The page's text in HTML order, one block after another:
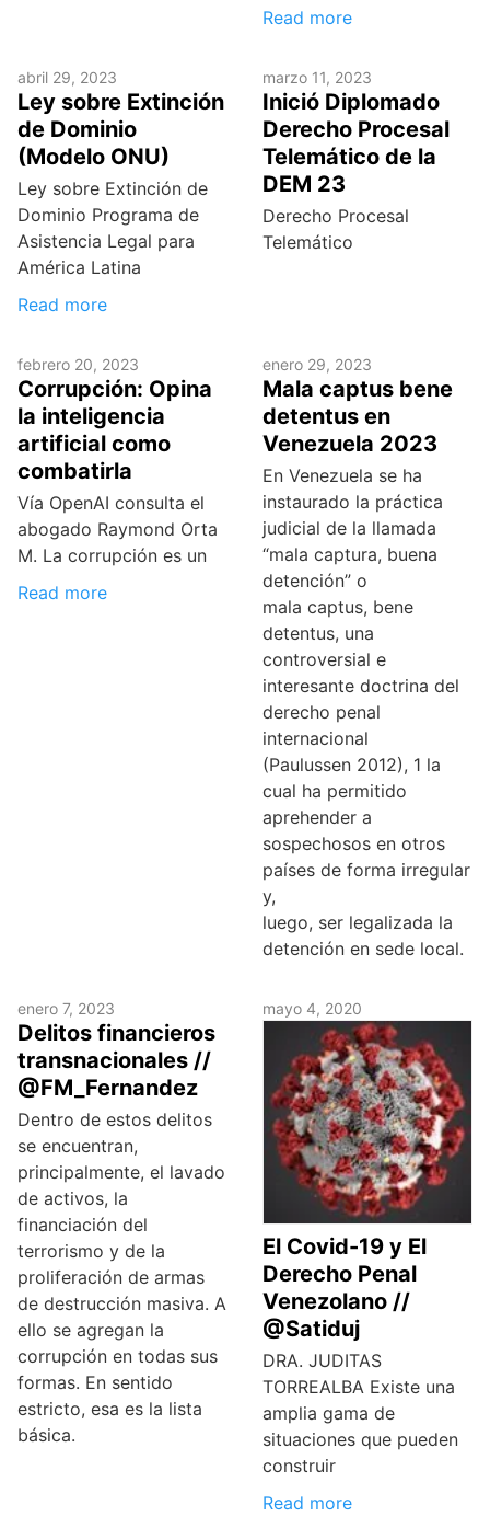
Read more
abril 29, 2023
Ley sobre Extinción
de Dominio
(Modelo ONU)
Ley sobre Extinción de
Dominio Programa de
Asistencia Legal para
América Latina
Read more
marzo 11, 2023
Inició Diplomado
Derecho Procesal
Telemático de la
DEM 23
Derecho Procesal
Telemático
febrero 20, 2023
Corrupción: Opina
la inteligencia
artificial como
combatirla
Vía OpenAI consulta el
abogado Raymond Orta
M. La corrupción es un
Read more
enero 29, 2023
Mala captus bene
detentus en
Venezuela 2023
En Venezuela se ha
instaurado la práctica
judicial de la llamada
“mala captura, buena
detención” o
mala captus, bene
detentus, una
controversial e
interesante doctrina del
derecho penal
internacional
(Paulussen 2012), 1 la
cual ha permitido
aprehender a
sospechosos en otros
países de forma irregular
y,
luego, ser legalizada la
detención en sede local.
enero 7, 2023
Delitos financieros
transnacionales //
@FM_Fernandez
Dentro de estos delitos
se encuentran,
principalmente, el lavado
de activos, la
financiación del
terrorismo y de la
proliferación de armas
de destrucción masiva. A
ello se agregan la
corrupción en todas sus
formas. En sentido
estricto, esa es la lista
básica.
mayo 4, 2020
El Covid-19 y El
Derecho Penal
Venezolano //
@Satiduj
DRA. JUDITAS
TORREALBA Existe una
amplia gama de
situaciones que pueden
construir
Read more